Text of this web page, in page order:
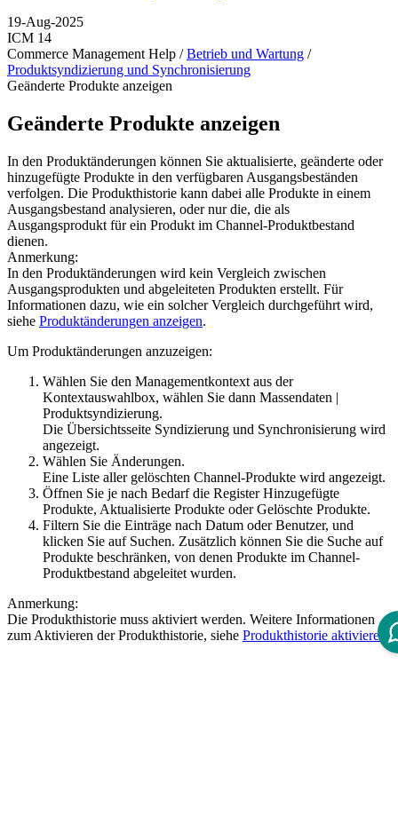
19-Aug-2025
ICM 14
Commerce Management Help /Betrieb und Wartung /
Produktsyndizierung und Synchronisierung
Geänderte Produkte anzeigen
Geänderte Produkte anzeigen
In den Produktänderungen können Sie aktualisierte, geänderte oder
hinzugefügte Produkte in den verfügbaren Ausgangsbeständen
verfolgen. Die Produkthistorie kann dabei alle Produkte in einem
Ausgangsbestand analysieren, oder nur die, die als
Ausgangsprodukt für ein Produkt im Channel-Produktbestand
dienen.
Anmerkung:
In den Produktänderungen wird kein Vergleich zwischen
Ausgangsprodukten und abgeleiteten Produkten erstellt. Für
Informationen dazu, wie ein solcher Vergleich durchgeführt wird,
siehe Produktänderungen anzeigen.
Um Produktänderungen anzuzeigen:
Wählen Sie den Managementkontext aus der
Kontextauswahlbox, wählen Sie dann Massendaten |
Produktsyndizierung.
Die Übersichtsseite Syndizierung und Synchronisierung wird
angezeigt.
Wählen Sie Änderungen.
Eine Liste aller gelöschten Channel-Produkte wird angezeigt.
Öffnen Sie je nach Bedarf die RegisterHinzugefügte
Produkte, Aktualisierte Produkte oderGelöschte Produkte.
Filtern Sie die Einträge nach Datum oder Benutzer, und
klicken Sie auf Suchen. Zusätzlich können Sie die Suche auf
Produkte beschränken, von denen Produkte im Channel-
Produktbestand abgeleitet wurden.
Anmerkung:
Die Produkthistorie muss aktiviert werden. Weitere Informationen
zum Aktivieren der Produkthistorie, siehe Produkthistorie aktivieren .